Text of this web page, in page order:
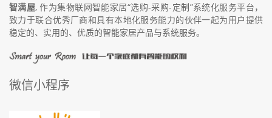
智满屋, 作为集物联网智能家居“选购-采购-定制”系统化服务平台，
致力于联合优秀厂商和具有本地化服务能力的伙伴一起为用户提供
稳定的、实用的、优质的智能家居产品与系统服务。
微信小程序